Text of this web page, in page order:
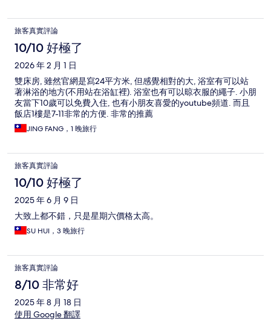
旅客真實評論
10/10 好極了
2026 年 2 月 1 日
雙床房, 雖然官網是寫24平方米, 但感覺相對的大, 浴室有可以站
著淋浴的地方(不用站在浴缸裡). 浴室也有可以晾衣服的繩子. 小朋
友當下10歲可以免費入住, 也有小朋友喜愛的youtube頻道. 而且
飯店1樓是7-11非常的方便. 非常的推薦
JING FANG，1 晚旅行
旅客真實評論
10/10 好極了
2025 年 6 月 9 日
大致上都不錯，只是星期六價格太高。
SU HUI，3 晚旅行
旅客真實評論
8/10 非常好
2025 年 8 月 18 日
使用 Google 翻譯